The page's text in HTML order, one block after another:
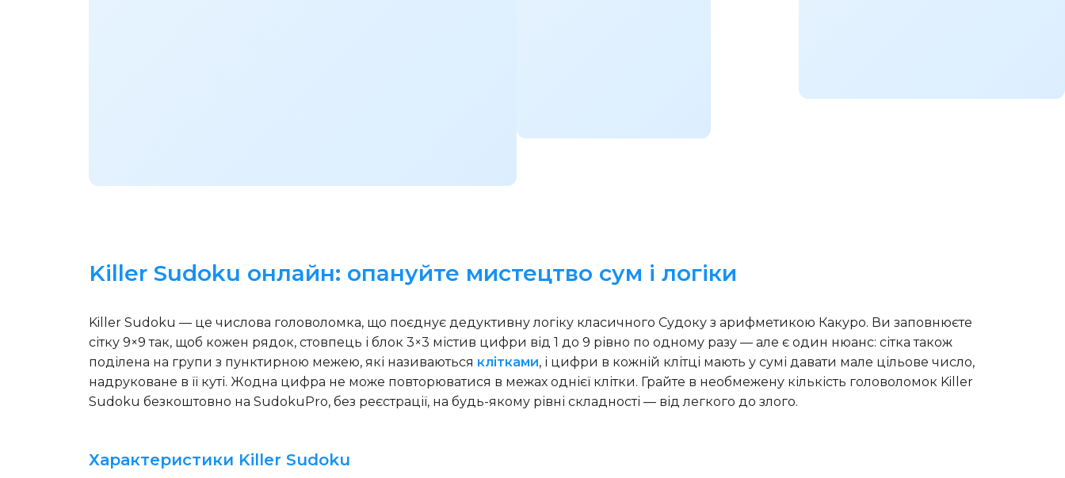
Killer Sudoku онлайн: опануйте мистецтво сум і логіки
Killer Sudoku — це числова головоломка, що поєднує дедуктивну логіку класичного Судоку з арифметикою Какуро. Ви заповнюєте
сітку 9×9 так, щоб кожен рядок, стовпець і блок 3×3 містив цифри від 1 до 9 рівно по одному разу — але є один нюанс: сітка також
поділена на групи з пунктирною межею, які називаються клітками, і цифри в кожній клітці мають у сумі давати мале цільове число,
надруковане в її куті. Жодна цифра не може повторюватися в межах однієї клітки. Грайте в необмежену кількість головоломок Killer
Sudoku безкоштовно на SudokuPro, без реєстрації, на будь-якому рівні складності — від легкого до злого.
Характеристики Killer Sudoku